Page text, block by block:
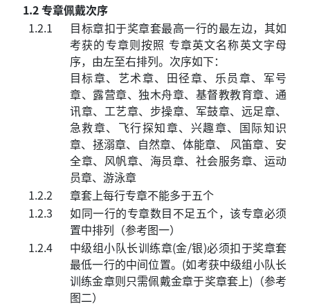
1.2 专章佩戴次序
1.2.1
目标章扣于奖章套最高一行的最左边，其如
考获的专章则按照 专章英文名称英文字母
序，由左至右排列。次序如下：
目标章、艺术章、田径章、乐员章、军号
章、露营章、独木舟章、基督教教育章、通
讯章、工艺章、步操章、军鼓章、远足章、
急救章、飞行探知章、兴趣章、国际知识
章、拯溺章、自然章、体能章、 风笛章、安
全章、风帆章、海员章、社会服务章、运动
员章、游泳章
1.2.2
章套上每行专章不能多于五个
1.2.3
如同一行的专章数目不足五个，该专章必须
置中排列（参考图一）
1.2.4
中级组小队长训练章(金/银)必须扣于奖章套
最低一行的中间位置。(如考获中级组小队长
训练金章则只需佩戴金章于奖章套上)（参考
图二）